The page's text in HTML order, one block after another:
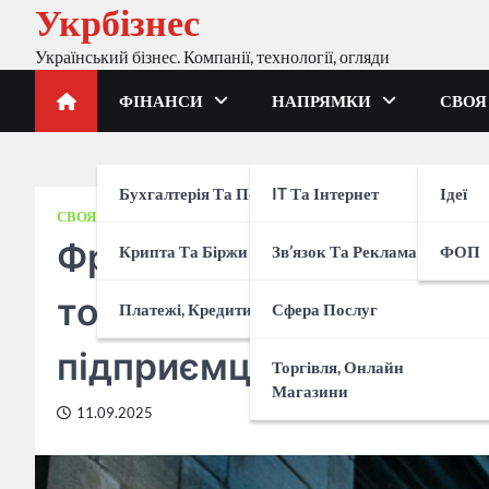
Перейти
вмісту
Укрбізнес
Український бізнес. Компанії, технології, огляди
ФІНАНСИ
Бухгалтерія Та Податки
Крипта Та Біржи
Платежі, Кредити, Банки
НАПРЯМКИ
IT Та Інтернет
Зв’язок Та Реклама
Сфера Послуг
Торгівля, Онлайн
Магазини
СВОЯ
Ідеї
ФОП
СВОЯ СПРАВА
Франшиза Розетка в
точки видачі, умови
підприємців
11.09.2025